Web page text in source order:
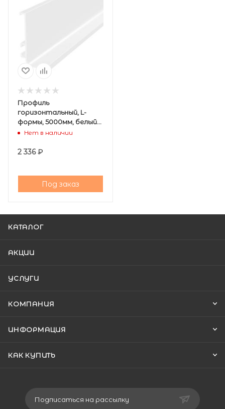
Профиль
горизонтальный, L-
формы, 5000мм, белый
мат., AQ
Нет в наличии
2 336₽
Под заказ
КАТАЛОГ
АКЦИИ
УСЛУГИ
КОМПАНИЯ
ИНФОРМАЦИЯ
КАК КУПИТЬ
Подписаться на рассылку